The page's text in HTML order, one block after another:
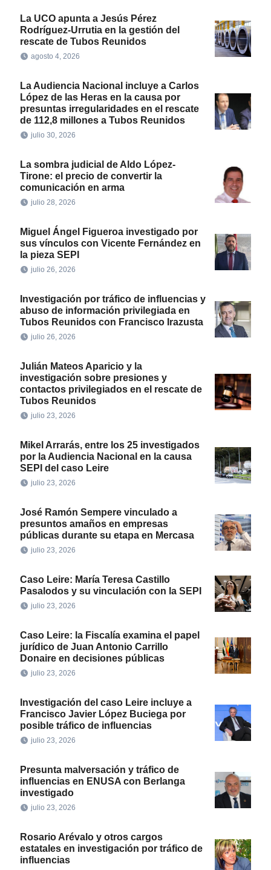
La UCO apunta a Jesús Pérez
Rodríguez-Urrutia en la gestión del
rescate de Tubos Reunidos
agosto 4, 2026
La Audiencia Nacional incluye a Carlos
López de las Heras en la causa por
presuntas irregularidades en el rescate
de 112,8 millones a Tubos Reunidos
julio 30, 2026
La sombra judicial de Aldo López-
Tirone: el precio de convertir la
comunicación en arma
julio 28, 2026
Miguel Ángel Figueroa investigado por
sus vínculos con Vicente Fernández en
la pieza SEPI
julio 26, 2026
Investigación por tráfico de influencias y
abuso de información privilegiada en
Tubos Reunidos con Francisco Irazusta
julio 26, 2026
Julián Mateos Aparicio y la
investigación sobre presiones y
contactos privilegiados en el rescate de
Tubos Reunidos
julio 23, 2026
Mikel Arrarás, entre los 25 investigados
por la Audiencia Nacional en la causa
SEPI del caso Leire
julio 23, 2026
José Ramón Sempere vinculado a
presuntos amaños en empresas
públicas durante su etapa en Mercasa
julio 23, 2026
Caso Leire: María Teresa Castillo
Pasalodos y su vinculación con la SEPI
julio 23, 2026
Caso Leire: la Fiscalía examina el papel
jurídico de Juan Antonio Carrillo
Donaire en decisiones públicas
julio 23, 2026
Investigación del caso Leire incluye a
Francisco Javier López Buciega por
posible tráfico de influencias
julio 23, 2026
Presunta malversación y tráfico de
influencias en ENUSA con Berlanga
investigado
julio 23, 2026
Rosario Arévalo y otros cargos
estatales en investigación por tráfico de
influencias